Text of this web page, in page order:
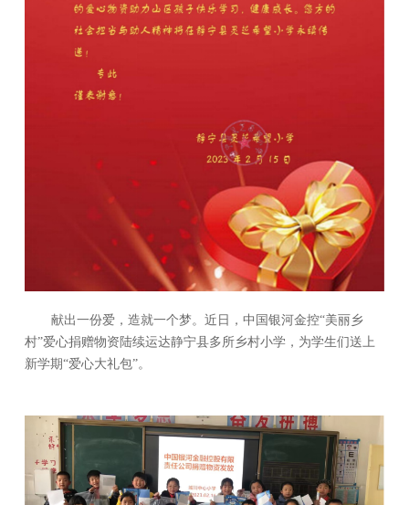
献出一份爱，造就一个梦。近日，中国银河金控“美丽乡
村”爱心捐赠物资陆续运达静宁县多所乡村小学，为学生们送上
新学期“爱心大礼包”。